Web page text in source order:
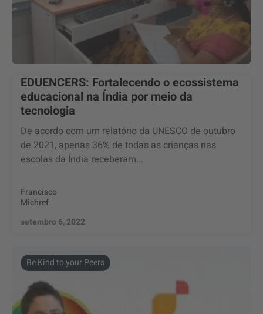
EDUENCERS: Fortalecendo o ecossistema
educacional na Índia por meio da
tecnologia
De acordo com um relatório da UNESCO de outubro
de 2021, apenas 36% de todas as crianças nas
escolas da Índia receberam...
Francisco
Michref
setembro 6, 2022
Be Kind to your Peers